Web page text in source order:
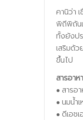
คานิว่า
พิถีพิถัน
ทั้งยังป
เสริมด้ว
ขึ้นไป
สารอาห
• สารอ
• นมน้ำ
• ดีเอช